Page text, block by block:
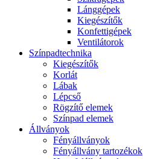
Lánggépek
Kiegészítők
Konfettigépek
Ventilátorok
Színpadtechnika
Kiegészítők
Korlát
Lábak
Lépcső
Rögzítő elemek
Színpad elemek
Állványok
Fényállványok
Fényállvány tartozékok